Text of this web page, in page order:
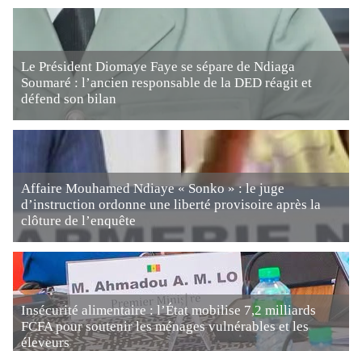
Le Président Diomaye Faye se sépare de Ndiaga
Soumaré : l’ancien responsable de la DED réagit et
défend son bilan
Affaire Mouhamed Ndiaye « Sonko » : le juge
d’instruction ordonne une liberté provisoire après la
clôture de l’enquête
Insécurité alimentaire : l’État mobilise 7,2 milliards
FCFA pour soutenir les ménages vulnérables et les
éleveurs